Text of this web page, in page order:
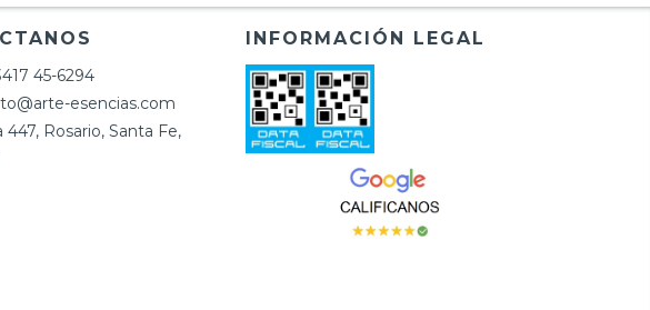
45-6294
esencias.com
447, Rosario, Santa Fe,
INFORMACIÓN LEGAL